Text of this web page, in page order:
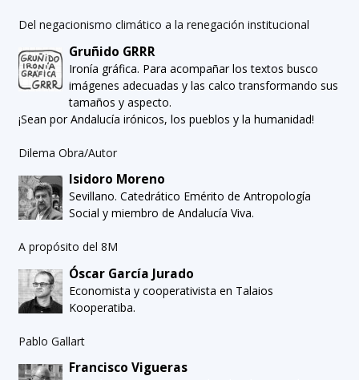
Del negacionismo climático a la renegación institucional
Gruñido GRRR
Ironía gráfica. Para acompañar los textos busco
imágenes adecuadas y las calco transformando sus
tamaños y aspecto.
¡Sean por Andalucía irónicos, los pueblos y la humanidad!
Dilema Obra/Autor
Isidoro Moreno
Sevillano. Catedrático Emérito de Antropología
Social y miembro de Andalucía Viva.
A propósito del 8M
Óscar García Jurado
Economista y cooperativista en Talaios
Kooperatiba.
Pablo Gallart
Francisco Vigueras